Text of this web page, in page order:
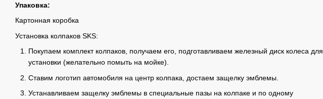
Упаковка:
Картонная коробка
Установка колпаков SKS:
Покупаем комплект колпаков, получаем его, подготавливаем железный диск колеса для
установки (желательно помыть на мойке).
Ставим логотип автомобиля на центр колпака, достаем защелку эмблемы.
Устанавливаем защелку эмблемы в специальные пазы на колпаке и по одному